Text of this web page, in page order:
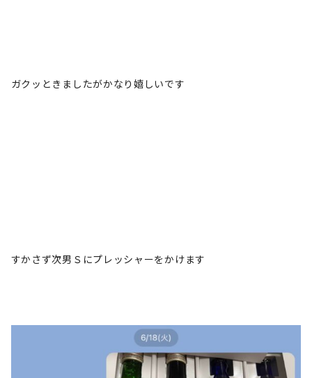
ガクッときましたがかなり嬉しいです
すかさず次男Ｓにプレッシャーをかけます